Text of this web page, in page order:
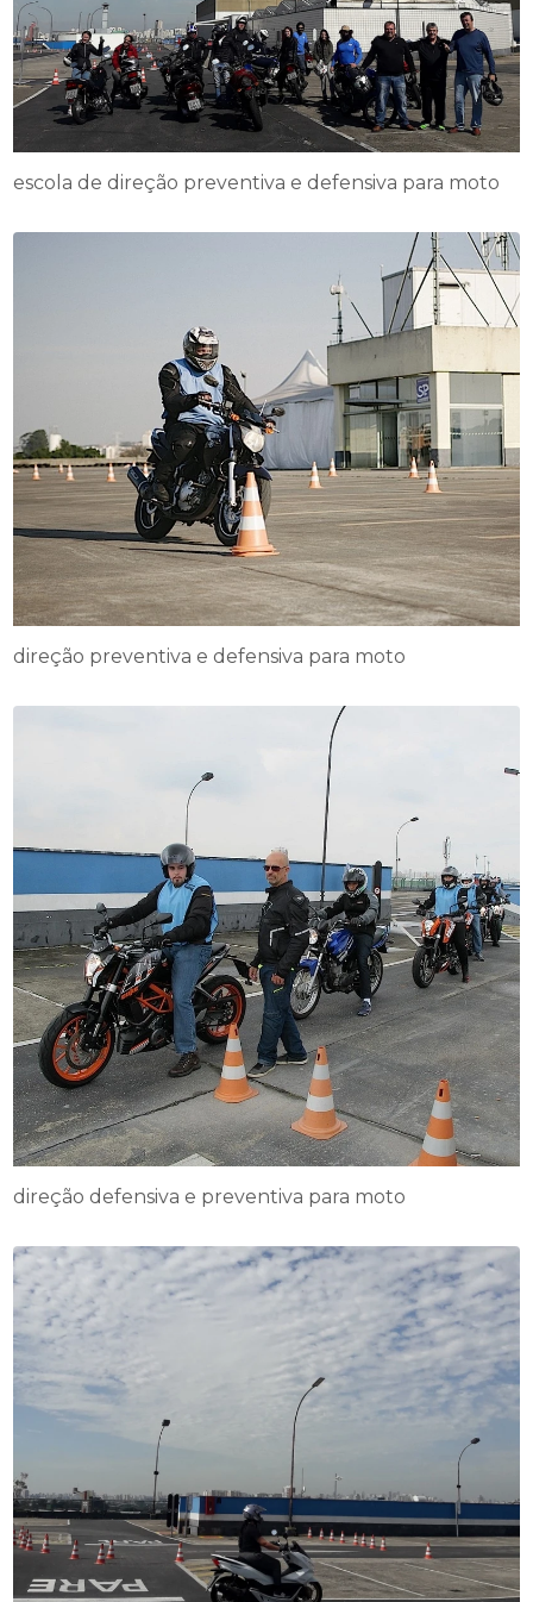
escola de direção preventiva e defensiva para moto
direção preventiva e defensiva para moto
direção defensiva e preventiva para moto